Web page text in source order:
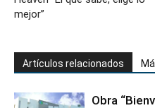
mejor”
Artículos relacionados
Obra